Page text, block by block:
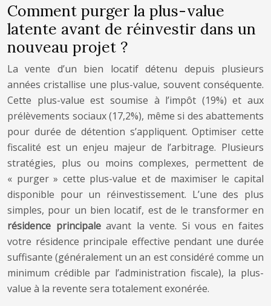
Comment purger la plus-value
latente avant de réinvestir dans un
nouveau projet ?
La vente d’un bien locatif détenu depuis plusieurs
années cristallise une plus-value, souvent conséquente.
Cette plus-value est soumise à l’impôt (19%) et aux
prélèvements sociaux (17,2%), même si des abattements
pour durée de détention s’appliquent. Optimiser cette
fiscalité est un enjeu majeur de l’arbitrage. Plusieurs
stratégies, plus ou moins complexes, permettent de
« purger » cette plus-value et de maximiser le capital
disponible pour un réinvestissement. L’une des plus
simples, pour un bien locatif, est de le transformer en
résidence principaleavant la vente. Si vous en faites
votre résidence principale effective pendant une durée
suffisante (généralement un an est considéré comme un
minimum crédible par l’administration fiscale), la plus-
value à la revente sera totalement exonérée.